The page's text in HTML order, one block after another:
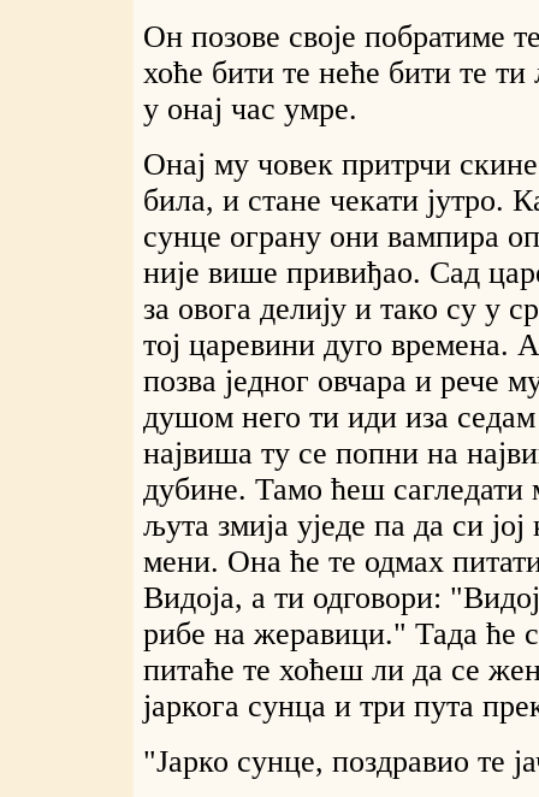
Он позове своје побратиме
хоће бити те неће бити те
у онај час умре.
Онај му човек притрчи
била, и стане чекати јутро.
сунце ограну они вампира
није више привиђао. Сад
за овога делију и тако су у
тој царевини дуго времена.
позва једног овчара и рече
душом него ти иди иза
највиша ту се попни на
дубине. Тамо ћеш сагледати
љута змија уједе па да си
мени. Она ће те одмах
Видоја, а ти одговори:
рибе на жеравици." Тада ће
питаће те хоћеш ли да се
јаркога сунца и три пута
"Јарко сунце, поздравио те